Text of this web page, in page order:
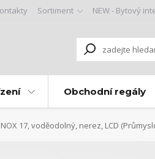
Sortiment NEW - Bytový
Obchodní regály
17, voděodolný, nerez, LCD